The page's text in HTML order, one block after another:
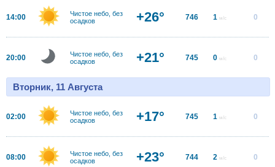
14:00
Чистое небо, без
осадков
+26° 746 1 м/с 0
20:00
Чистое небо, без
осадков
+21° 745 0 м/с 0
Вторник, 11 Августа
02:00
Чистое небо, без
осадков
+17° 745 1 м/с 0
08:00
Чистое небо, без
осадков
+23° 744 2 м/с 0